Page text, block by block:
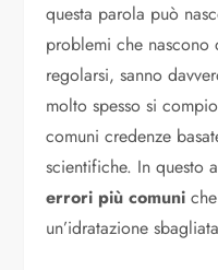
questa parola può
problemi che
regolarsi, sanno
molto spesso si
comuni credenze
scientifiche. In questo
errori più comuni
un’idratazione